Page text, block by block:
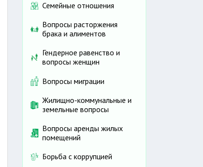
Семейные отношения
Вопросы расторжения
брака и алиментов
Гендерное равенство и
вопросы женщин
Вопросы миграции
Жилищно-коммунальные и
земельные вопросы
Вопросы аренды жилых
помещений
Борьба с коррупцией